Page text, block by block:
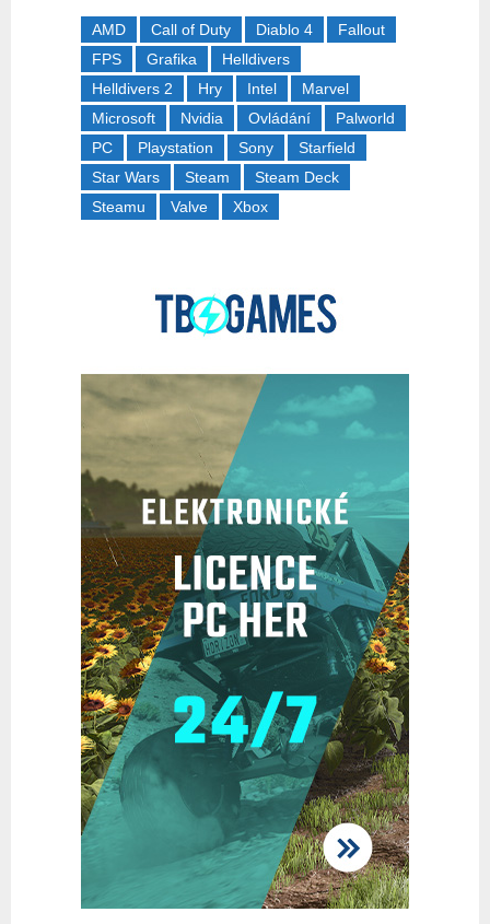
AMD Call of Duty Diablo 4
Fallout
FPS
Grafika
Helldivers
Helldivers 2
Hry Intel
Marvel
Microsoft
Nvidia Ovládání
Palworld
PC
Playstation Sony
Starfield
Star Wars
Steam
Steam Deck
Steamu
Valve Xbox